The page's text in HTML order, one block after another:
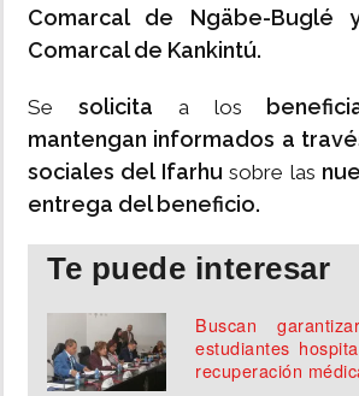
Comarcal de Ngäbe-Buglé
Comarcal de Kankintú.
Se solicita a los
mantengan informados a
sociales del Ifarhu sobre las
entrega del beneficio.
Te puede interesar
Buscan
estudiantes
recuperación